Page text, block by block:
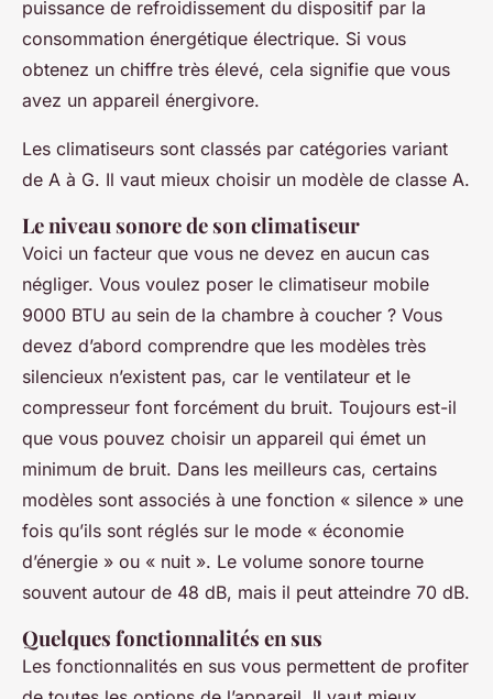
puissance de refroidissement du dispositif par la
consommation énergétique électrique. Si vous
obtenez un chiffre très élevé, cela signifie que vous
avez un appareil énergivore.
Les climatiseurs sont classés par catégories variant
de A à G. Il vaut mieux choisir un modèle de classe A.
Le niveau sonore de son climatiseur
Voici un facteur que vous ne devez en aucun cas
négliger. Vous voulez poser le climatiseur mobile
9000 BTU au sein de la chambre à coucher ? Vous
devez d’abord comprendre que les modèles très
silencieux n’existent pas, car le ventilateur et le
compresseur font forcément du bruit. Toujours est-il
que vous pouvez choisir un appareil qui émet un
minimum de bruit. Dans les meilleurs cas, certains
modèles sont associés à une fonction « silence » une
fois qu’ils sont réglés sur le mode « économie
d’énergie » ou « nuit ». Le volume sonore tourne
souvent autour de 48 dB, mais il peut atteindre 70 dB.
Quelques fonctionnalités en sus
Les fonctionnalités en sus vous permettent de profiter